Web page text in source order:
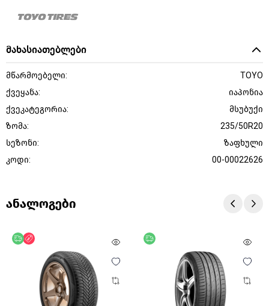
მახასიათებლები
მწარმოებელი:
TOYO
ქვეყანა:
იაპონია
ქვეკატეგორია:
მსუბუქი
ზომა:
235/50R20
სეზონი:
ზაფხული
კოდი:
00-00022626
ანალოგები
უფასო მიწოდება